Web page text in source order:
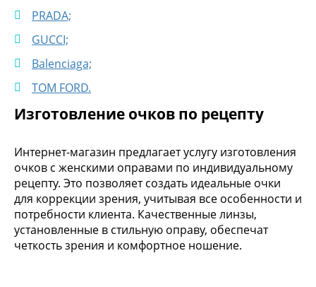
PRADA;
GUCCI;
Balenciaga;
TOM FORD.
Изготовление очков по рецепту
Интернет-магазин предлагает услугу изготовления
очков с женскими оправами по индивидуальному
рецепту. Это позволяет создать идеальные очки
для коррекции зрения, учитывая все особенности и
потребности клиента. Качественные линзы,
установленные в стильную оправу, обеспечат
четкость зрения и комфортное ношение.